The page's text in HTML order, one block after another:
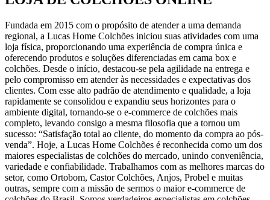
Fundada em 2015 com o propósito de atender a uma demanda
regional, a Lucas Home Colchões iniciou suas atividades com uma
loja física, proporcionando uma experiência de compra única e
oferecendo produtos e soluções diferenciadas em cama box e
colchões. Desde o início, destacou-se pela agilidade na entrega e
pelo compromisso em atender às necessidades e expectativas dos
clientes. Com esse alto padrão de atendimento e qualidade, a loja
rapidamente se consolidou e expandiu seus horizontes para o
ambiente digital, tornando-se o e-commerce de colchões mais
completo, levando consigo a mesma filosofia que a tornou um
sucesso: “Satisfação total ao cliente, do momento da compra ao pós-
venda”. Hoje, a Lucas Home Colchões é reconhecida como um dos
maiores especialistas de colchões do mercado, unindo conveniência,
variedade e confiabilidade. Trabalhamos com as melhores marcas do
setor, como Ortobom, Castor Colchões, Anjos, Probel e muitas
outras, sempre com a missão de sermos o maior e-commerce de